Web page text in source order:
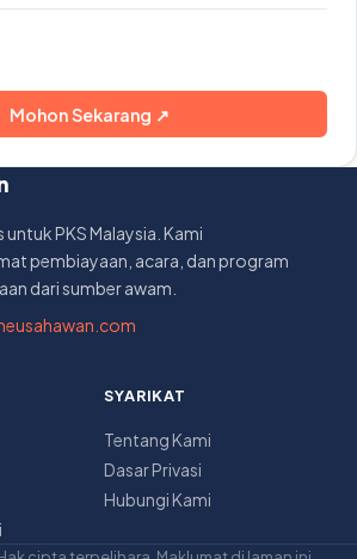
Mohon Sekarang ↗
PKS Malaysia. Kami
pembiayaan, acara, dan program
dari sumber awam.
SYARIKAT
Tentang Kami
Dasar Privasi
Hubungi Kami